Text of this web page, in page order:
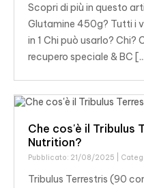
Scopri di più in questo
Glutamine 450g? Tutti i
in 1 Chi può usarlo? Chi?
recupero speciale & BC
Che cos'è il Tribulus
Nutrition?
Pubblicato: 21/08/2025 |
Tribulus Terrestris (90